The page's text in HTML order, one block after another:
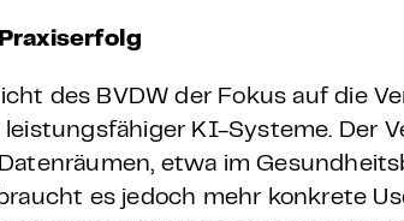
des BVDW der Fokus auf die
KI-Systeme. Der
etwa im
es jedoch mehr konkrete